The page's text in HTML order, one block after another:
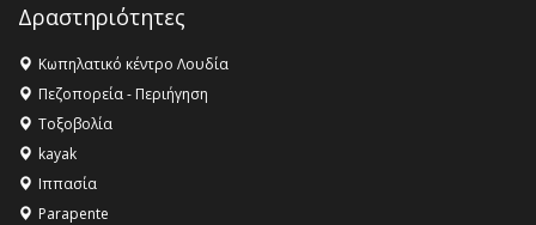
16:27 - Όλυμπος: Εντάχθηκε στον Κατάλογο Παγκόσμιας
Κληρονομιάς της UNESCO – Ομόφωνη η απόφαση Ο
Όλυμπος αναγνωρίστηκε ως φυσικό και πολιτιστικό
αγαθό εξέχουσας οικουμενικής αξίας για την
ανθρωπότητα
16:18 -
ΣΤΗΝ ΕΔΕΣΣΑ
Δραστηριότητες
Κωπηλατικό κέντρο Λουδία
Πεζοπορεία - Περιήγηση
Τοξοβολία
kayak
Ιππασία
Parapente